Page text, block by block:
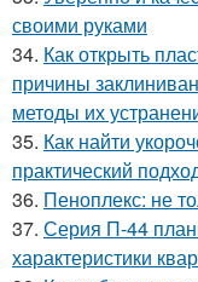
своими руками
34. Как открыть
причины
методы их
35. Как найти
практический
36. Пеноплекс: не
37. Серия П-44
характеристики